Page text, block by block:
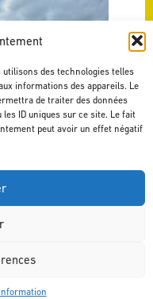
des technologies telles
informations des appareils. Le
de traiter des données
ID uniques sur ce site. Le fait
peut avoir un effet négatif